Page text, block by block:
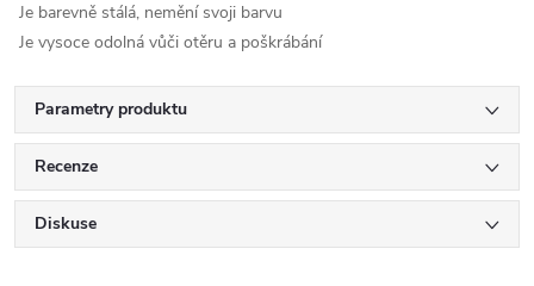
Je barevně stálá, nemění svoji barvu
Je vysoce odolná vůči otěru a poškrábání
Parametry produktu
Recenze
Diskuse